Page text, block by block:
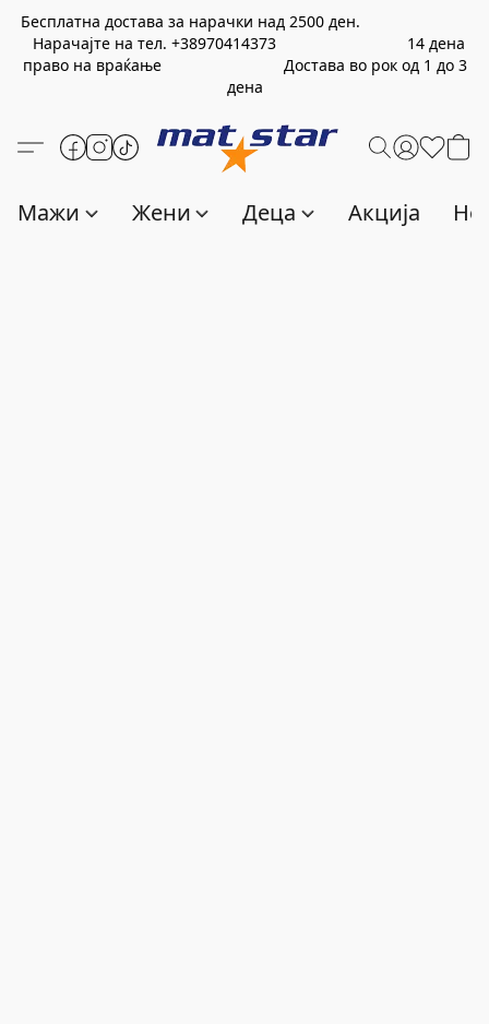
Бесплатна достава за нарачки над 2500 ден.
Нарачајте на тел. +38970414373 14 дена
право на враќање Достава во рок од 1 до 3
дена
Мажи Жени Деца Акција